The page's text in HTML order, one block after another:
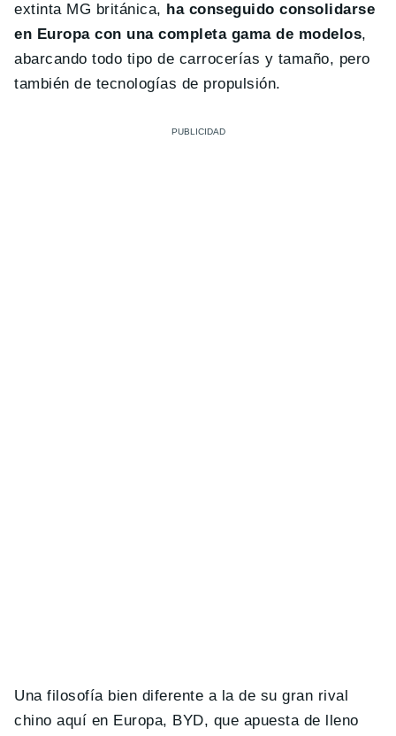
extinta MG británica, ha conseguido consolidarse
en Europa con una completa gama de modelos,
abarcando todo tipo de carrocerías y tamaño, pero
también de tecnologías de propulsión.
Una filosofía bien diferente a la de su gran rival
chino aquí en Europa, BYD, que apuesta de lleno